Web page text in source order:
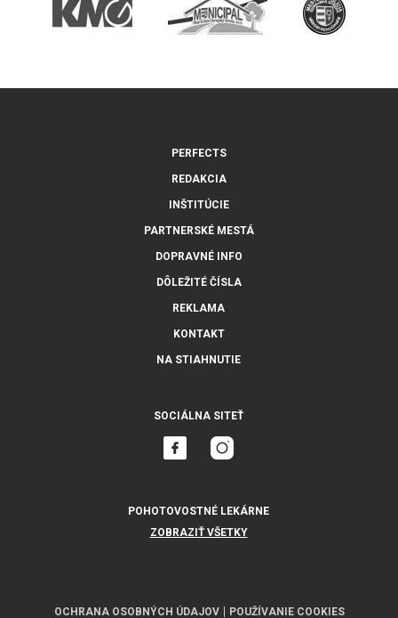
PERFECTS
REDAKCIA
INŠTITÚCIE
PARTNERSKÉ MESTÁ
DOPRAVNÉ INFO
DÔLEŽITÉ ČÍSLA
REKLAMA
KONTAKT
NA STIAHNUTIE
SOCIÁLNA SITEŤ
POHOTOVOSTNÉ LEKÁRNE
ZOBRAZIŤ VŠETKY
OCHRANA OSOBNÝCH ÚDAJOV POUŽÍVANIE COOKIES